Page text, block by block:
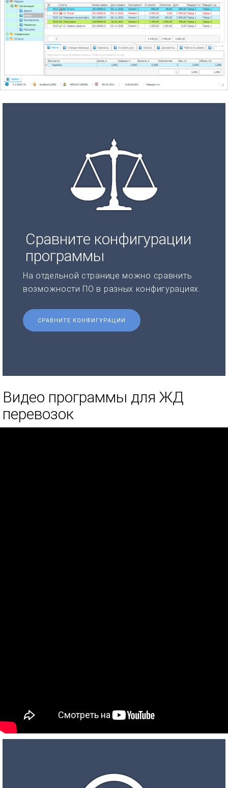
Сравните конфигурации
программы
На отдельной странице можно сравнить
возможности ПО в разных конфигурациях.
СРАВНИТЕ КОНФИГУРАЦИИ
Видео программы для ЖД
перевозок